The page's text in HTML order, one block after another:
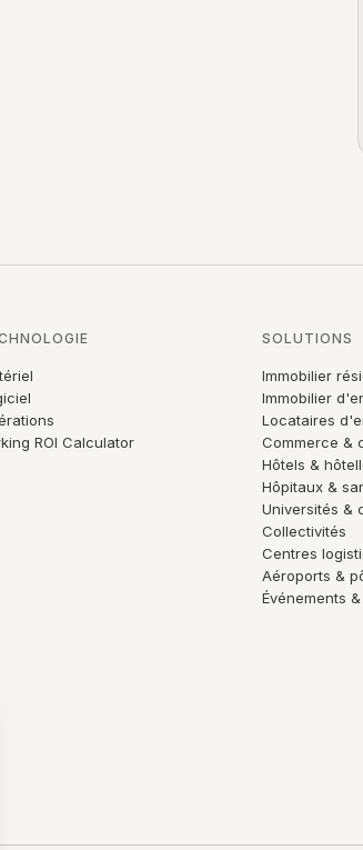
ROI Calculator
SOLUTIONS
Immobilier
Immobilier
Locataires
Commerce &
Hôtels &
Hôpitaux &
Universités &
Collectivités
Centres
Aéroports &
Événements